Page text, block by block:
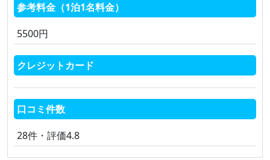
参考料金（1泊1名料金）
5500円
クレジットカード
口コミ件数
28件・評価4.8